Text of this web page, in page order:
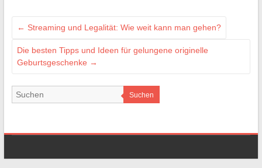
← Streaming und Legalität: Wie weit kann man gehen?
Die besten Tipps und Ideen für gelungene originelle
Geburtsgeschenke →
Suchen